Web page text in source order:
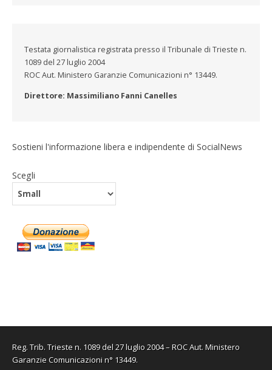
Testata giornalistica registrata presso il Tribunale di Trieste n.
1089 del 27 luglio 2004
ROC Aut. Ministero Garanzie Comunicazioni n° 13449.
Direttore: Massimiliano Fanni Canelles
Sostieni l'informazione libera e indipendente di SocialNews
Scegli
Reg. Trib. Trieste n. 1089 del 27 luglio 2004 – ROC Aut. Ministero
Garanzie Comunicazioni n° 13449.